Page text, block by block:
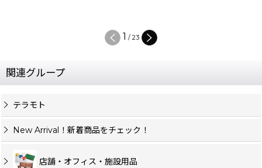
1 / 23
関連グループ
テラモト
New Arrival！新着商品をチェック！
店舗・オフィス・施設用品